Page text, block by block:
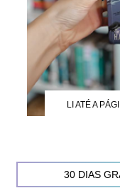
LI ATÉ A
30 DIAS